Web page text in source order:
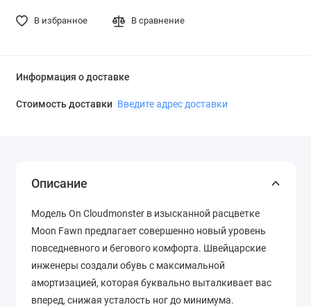
В избранное В сравнение
Информация о доставке
Стоимость доставки Введите адрес доставки
Описание
Модель On Cloudmonster в изысканной расцветке
Moon Fawn предлагает совершенно новый уровень
повседневного и бегового комфорта. Швейцарские
инженеры создали обувь с максимальной
амортизацией, которая буквально выталкивает вас
вперед, снижая усталость ног до минимума.